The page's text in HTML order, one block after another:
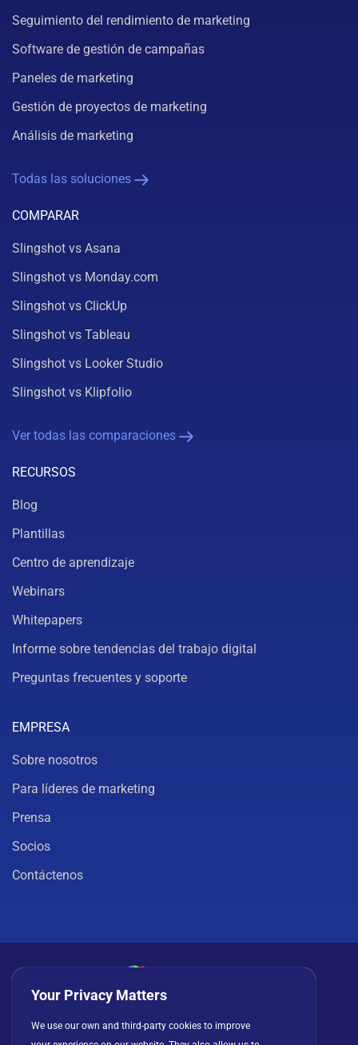
Seguimiento del rendimiento de marketing
Software de gestión de campañas
Paneles de marketing
Gestión de proyectos de marketing
Análisis de marketing
Todas las soluciones
COMPARAR
Slingshot vs Asana
Slingshot vs Monday.com
Slingshot vs ClickUp
Slingshot vs Tableau
Slingshot vs Looker Studio
Slingshot vs Klipfolio
Ver todas las comparaciones
RECURSOS
Blog
Plantillas
Centro de aprendizaje
Webinars
Whitepapers
Informe sobre tendencias del trabajo digital
Preguntas frecuentes y soporte
EMPRESA
Sobre nosotros
Para líderes de marketing
Prensa
Socios
Contáctenos
Política de privacidad Cookies
Your Privacy Matters
We use our own and third-party cookies to improve